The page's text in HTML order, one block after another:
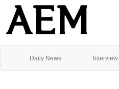
Daily News Interview